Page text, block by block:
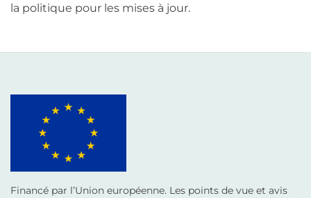
la politique pour les mises à jour.
Financé par l’Union européenne. Les points de vue et avis